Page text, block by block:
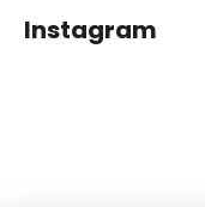
Instagram